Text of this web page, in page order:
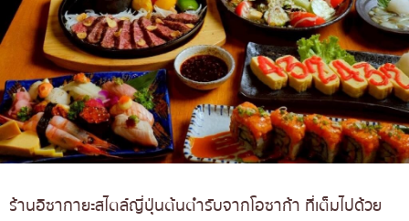
ร้านอิซากายะสไตล์ญี่ปุ่นต้นตำรับจากโอซาก้า ที่เต็มไปด้วย